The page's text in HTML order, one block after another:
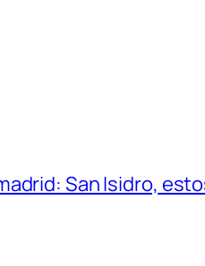
San Isidro,